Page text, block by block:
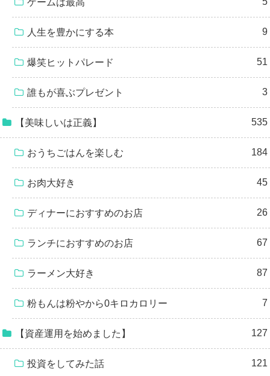
ゲームは最高
人生を豊かにする本 9
爆笑ヒットパレード 51
誰もが喜ぶプレゼント 3
【美味しいは正義】 535
おうちごはんを楽しむ 184
お肉大好き 45
ディナーにおすすめのお店 26
ランチにおすすめのお店 67
ラーメン大好き 87
粉もんは粉やから0キロカロリー 7
【資産運用を始めました】 127
投資をしてみた話 121